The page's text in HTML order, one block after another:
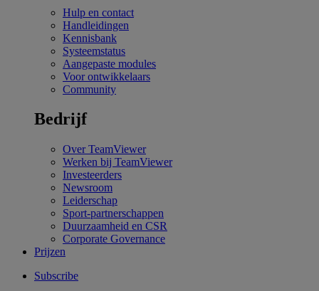
Hulp en contact
Handleidingen
Kennisbank
Systeemstatus
Aangepaste modules
Voor ontwikkelaars
Community
Bedrijf
Over TeamViewer
Werken bij TeamViewer
Investeerders
Newsroom
Leiderschap
Sport-partnerschappen
Duurzaamheid en CSR
Corporate Governance
Prijzen
Subscribe